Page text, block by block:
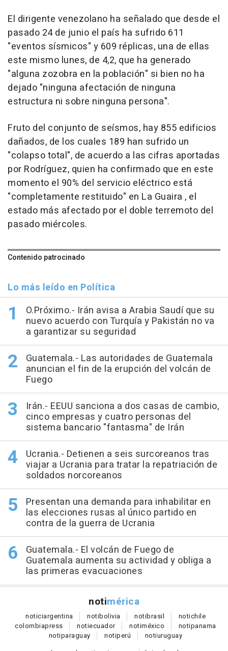
El dirigente venezolano ha señalado que desde el
pasado 24 de junio el país ha sufrido 611
"eventos sísmicos" y 609 réplicas, una de ellas
este mismo lunes, de 4,2, que ha generado
"alguna zozobra en la población" si bien no ha
dejado "ninguna afectación de ninguna
estructura ni sobre ninguna persona".
Fruto del conjunto de seísmos, hay 855 edificios
dañados, de los cuales 189 han sufrido un
"colapso total", de acuerdo a las cifras aportadas
por Rodríguez, quien ha confirmado que en este
momento el 90% del servicio eléctrico está
"completamente restituido" en La Guaira , el
estado más afectado por el doble terremoto del
pasado miércoles.
Contenido patrocinado
Lo más leído en Política
O.Próximo.- Irán avisa a Arabia Saudí que su
nuevo acuerdo con Turquía y Pakistán no va
a garantizar su seguridad
Guatemala.- Las autoridades de Guatemala
anuncian el fin de la erupción del volcán de
Fuego
Irán.- EEUU sanciona a dos casas de cambio,
cinco empresas y cuatro personas del
sistema bancario "fantasma" de Irán
Ucrania.- Detienen a seis surcoreanos tras
viajar a Ucrania para tratar la repatriación de
soldados norcoreanos
Presentan una demanda para inhabilitar en
las elecciones rusas al único partido en
contra de la guerra de Ucrania
Guatemala.- El volcán de Fuego de
Guatemala aumenta su actividad y obliga a
las primeras evacuaciones
notimérica
noticiargentina notibolivia notibrasil notichile
colombiapress notiecuador notiméxico notipanama
notiparaguay notiperú notiuruguay